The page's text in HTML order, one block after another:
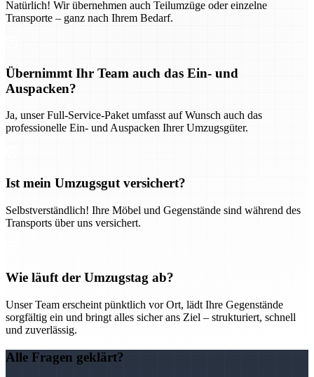
Natürlich! Wir übernehmen auch Teilumzüge oder einzelne
Transporte – ganz nach Ihrem Bedarf.
Übernimmt Ihr Team auch das Ein- und
Auspacken?
Ja, unser Full-Service-Paket umfasst auf Wunsch auch das
professionelle Ein- und Auspacken Ihrer Umzugsgüter.
Ist mein Umzugsgut versichert?
Selbstverständlich! Ihre Möbel und Gegenstände sind während des
Transports über uns versichert.
Wie läuft der Umzugstag ab?
Unser Team erscheint pünktlich vor Ort, lädt Ihre Gegenstände
sorgfältig ein und bringt alles sicher ans Ziel – strukturiert, schnell
und zuverlässig.
Alle Fragen geklärt?